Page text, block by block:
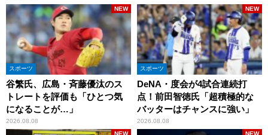
スポーツ
谷繁氏、広島・斉藤優汰のス
トレートを評価も「ひとつ気
になることが…」
2026.08.08
NEW
スポーツ
DeNA・度会が4試合連続打
点！前田智徳氏「超積極的な
バッターはチャンスに強い」
2026.08.08
NEW
NEW NEW